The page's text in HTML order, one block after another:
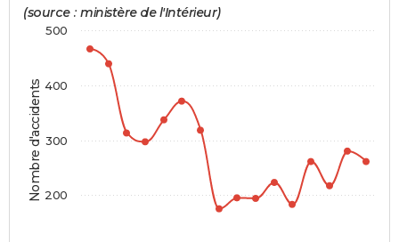
Carte de Noël
Carte Bonne année
Carte Saint-Valentin
Carte Pâques
Carte d'anniversaire
DICTIONNAIRE
PROGRAMME TV
COPAINS D'AVANT
S'inscrire
Se connecter
Lycées
Collèges
Primaires
Universités
Entreprises
Service militaire
Avis de recherche
AVIS DE DÉCÈS
FORUM
Bricolage
Lifestyle
Culture
Sport
Auto
Television
Voyage
Cinema
Nombre d'accidents
(source : ministère de l'Intérieur)
200
300
400
500